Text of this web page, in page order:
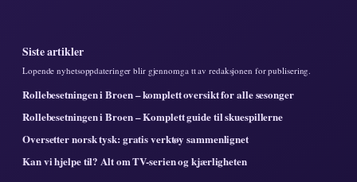
Siste artikler
Lopende nyhetsoppdateringer blir gjennomga tt av redaksjonen for publisering.
Rollebesetningen i Broen – komplett oversikt for alle sesonger
Rollebesetningen i Broen – Komplett guide til skuespillerne
Oversetter norsk tysk: gratis verktøy sammenlignet
Kan vi hjelpe til? Alt om TV-serien og kjærligheten